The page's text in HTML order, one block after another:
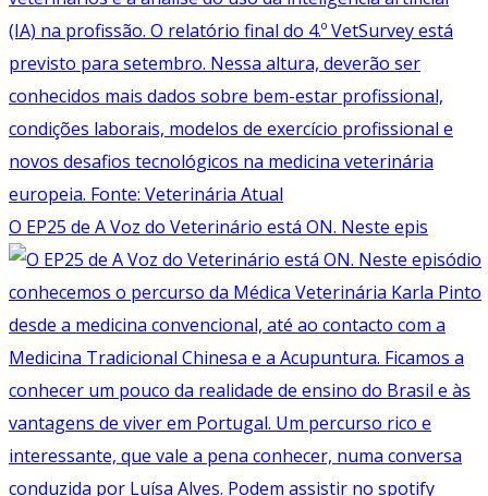
O EP25 de A Voz do Veterinário está ON. Neste epis